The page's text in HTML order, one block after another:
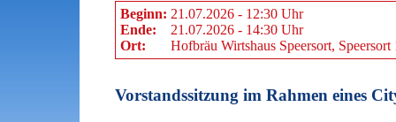
Beginn: 21.07.2026 - 12:30 Uhr
Ende: 21.07.2026 - 14:30 Uhr
Ort: Hofbräu Wirtshaus Speersort,
Vorstandssitzung im Rahmen eines